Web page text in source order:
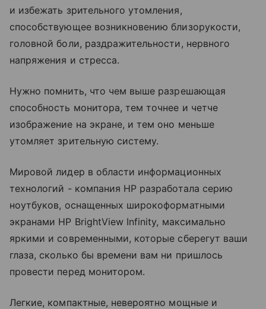
и избежать зрительного утомления,
способствующее возникновению близорукости,
головной боли, раздражительности, нервного
напряжения и стресса.
Нужно помнить, что чем выше разрешающая
способность монитора, тем точнее и четче
изображение на экране, и тем оно меньше
утомляет зрительную систему.
Мировой лидер в области информационных
технологий - компания НР разработала серию
ноутбуков, оснащенных широкоформатными
экранами HP BrightView Infinity, максимально
яркими и современными, которые сберегут ваши
глаза, сколько бы времени вам ни пришлось
провести перед монитором.
Легкие, компактные, невероятно мощные и